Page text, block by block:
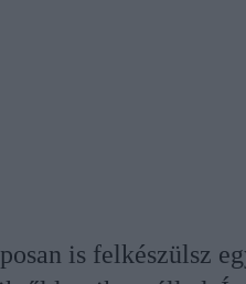
is felkészülsz